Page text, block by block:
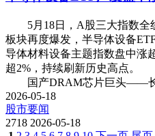
5月18日，A股三大指数全
板块再度爆发，半导体设备
导体材料设备主题指数盘中涨
超2%，持续刷新历史高点。
国产DRAM芯片巨头——长
2026-05-18
股市要闻
2718 2026-05-18